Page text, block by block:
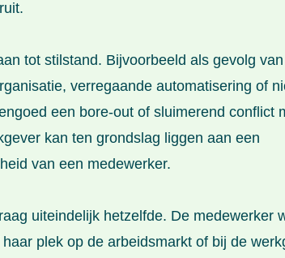
tot stilstand. Bijvoorbeeld als gevolg van
verregaande automatisering of
een bore-out of sluimerend conflict
kan ten grondslag liggen aan een
van een medewerker.
uiteindelijk hetzelfde. De medewerker
plek op de arbeidsmarkt of bij de